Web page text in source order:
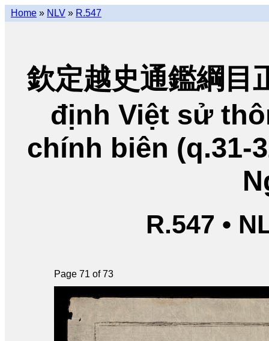
Home » NLV » R.547
欽定越史通鑑綱目
định Việt sử
chính biên (q.31-
R.547 •
Page 71 of 73